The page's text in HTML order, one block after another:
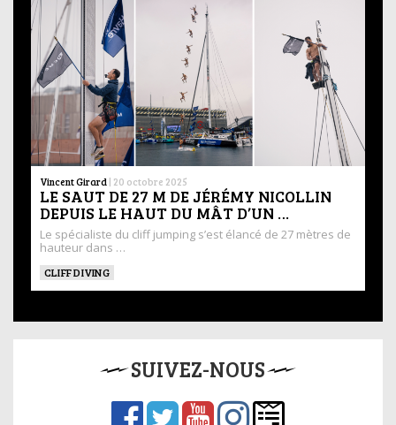
Vincent Girard | 20 octobre 2025
LE SAUT DE 27 M DE JÉRÉMY NICOLLIN
DEPUIS LE HAUT DU MÂT D’UN …
Le spécialiste du cliff jumping s’est élancé de 27 mètres de
hauteur dans …
CLIFF DIVING
SUIVEZ-NOUS